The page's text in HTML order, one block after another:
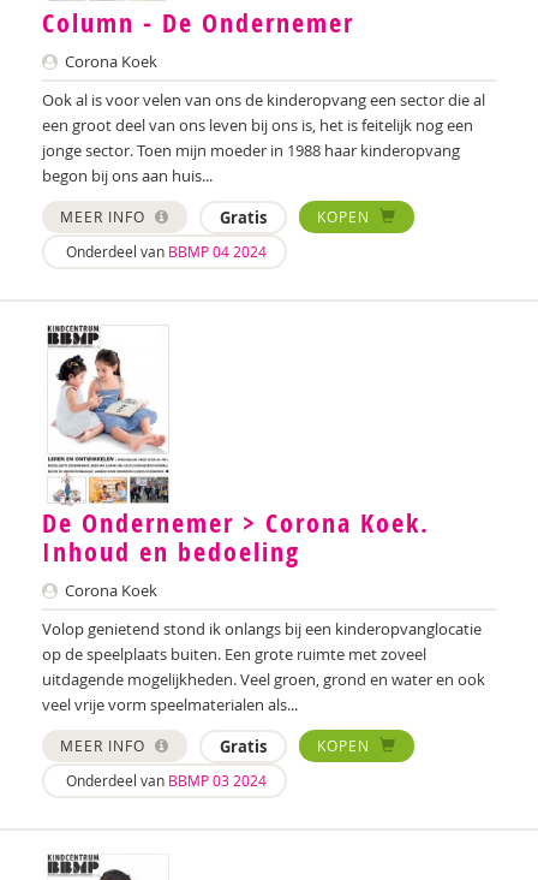
Ester van den Boog
Marianne Boogaard
Sandra Boogert
Chantal Booi
Marije Boonstra
Martine Borgdorff
Rhodé van den Born
Anne Bos
Wanda Bosbaan
Betty Bosgoed
Martin Bosma
Sanne Bosmans
Lidwien Boudens
Caroline Boudry
Shirine Bousaid
P.W. Bouwhuijzen
Marieke van Boven
Joanna Brands
Column - De Ondernemer
Corona Koek
Ook al is voor velen van ons de kinderopvang een sector die al
een groot deel van ons leven bij ons is, het is feitelijk nog een
jonge sector. Toen mijn moeder in 1988 haar kinderopvang
begon bij ons aan huis...
MEER INFO Gratis
KOPEN
Onderdeel van BBMP 04 2024
De Ondernemer > Corona Koek.
Inhoud en bedoeling
Corona Koek
Volop genietend stond ik onlangs bij een kinderopvanglocatie
op de speelplaats buiten. Een grote ruimte met zoveel
uitdagende mogelijkheden. Veel groen, grond en water en ook
veel vrije vorm speelmaterialen als...
MEER INFO Gratis
KOPEN
Onderdeel van BBMP 03 2024